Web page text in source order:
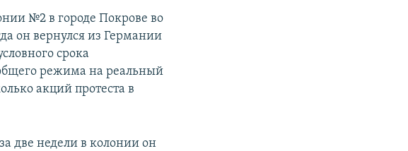
№2 в городе Покрове во
он вернулся из Германии
срока
режима на реальный
акций протеста в
две недели в колонии он